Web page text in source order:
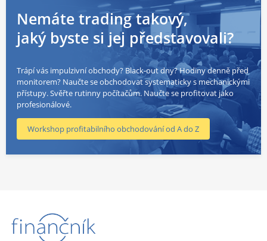
Nemáte trading takový,
jaký byste si jej představovali?
Trápí vás impulzivní obchody? Black-out dny? Hodiny denně před
monitorem? Naučte se obchodovat systematicky s mechanickými
přístupy. Svěřte rutinny počítačům. Naučte se profitovat jako
profesionálové.
Workshop profitabilního obchodování od A do Z